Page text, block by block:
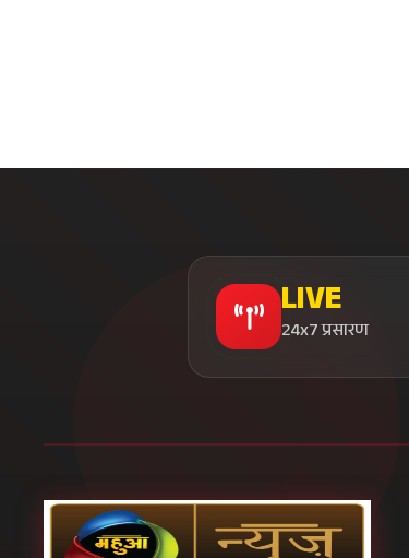
LIVE
24x7 प्रसारण